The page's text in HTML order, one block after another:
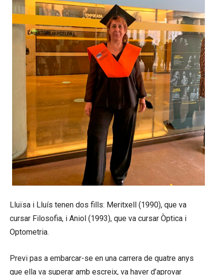
Lluïsa i Lluís tenen dos fills: Meritxell (1990), que va
cursar Filosofia, i Aniol (1993), que va cursar Òptica i
Optometria.
Previ pas a embarcar-se en una carrera de quatre anys
que ella va superar amb escreix, va haver d’aprovar